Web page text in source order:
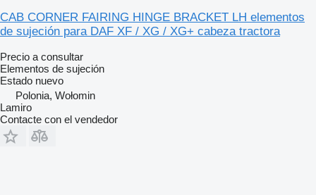
CAB CORNER FAIRING HINGE BRACKET LH elementos
de sujeción para DAF XF / XG / XG+ cabeza tractora
Precio a consultar
Elementos de sujeción
Estado nuevo
Polonia, Wołomin
Lamiro
Contacte con el vendedor